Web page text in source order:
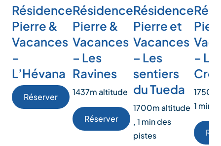
Résidence
Pierre &
Vacances
–
L’Hévana
Réserver
Résidence
Pierre &
Vacances
– Les
Ravines
1437m altitude
Réserver
Résidence
Pierre et
Vacances
– Les
sentiers
du Tueda
1700m altitude
, 1 min des
pistes
–
1 min